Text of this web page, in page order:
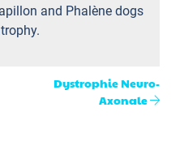
and Phalène dogs
Dystrophie Neuro-
Axonale